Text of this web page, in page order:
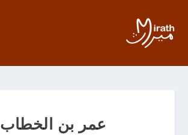
عمر بن الخطاب